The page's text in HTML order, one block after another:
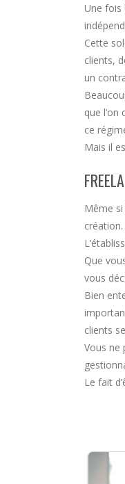
Une fois
Cette
clients,
un
que
ce
Mais il
Même
Que
vous
Bien
clients
Vous ne
Le fait